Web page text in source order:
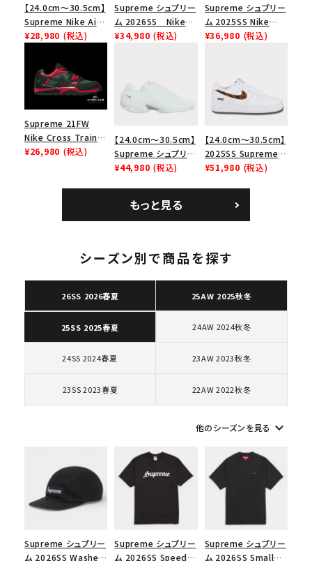
キーワードから探す
search
人気ワード
キャップ・ハット
パーカー・クルーネック
ショルダー・ウエストバッグ
カテゴリーから探す
コラボレーションブランドから探す
並び順
価格から探す
【24.0cm～30.5cm】
Supreme Nike Air
Force 1 Low シュプ
ース１スニーカー シ
ューズ ホワイト
¥28,980 (税込)
Supreme シュプリー
ム 2026SS Nike
SB Air Max 2 CB 94
¥34,980 (税込)
Supreme シュプリー
ム 2025SS Nike
Leather Shoulder
¥36,980 (税込)
Supreme 21FW
Nike Cross Trainer
Low ナイキクロスト
¥26,980 (税込)
【24.0cm～30.5cm】
Supreme シュプリー
ム 2023AW Nike
カー ホワイト 白
¥44,980 (税込)
【24.0cm～30.5cm】
2025SS Supreme
GOODENOUGH
ムグッドイナフ ナイキ
エアフォース１スニー
ト
¥51,980 (税込)
もっと見る
シーズン別で商品を探す
26SS 2026春夏 25AW 2025秋冬
25SS 2025春夏 24AW 2024秋冬
24SS 2024春夏 23AW 2023秋冬
23SS 2023春夏 22AW 2022秋冬
他のシーズンを見る keyboard_arrow_down
Supreme シュプリー
ム 2026SS Washed
Supreme シュプリー
ム 2026SS Speed
Supreme シュプリー
ム 2026SS Small